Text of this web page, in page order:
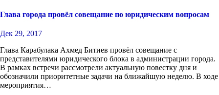
Глава города провёл совещание по юридическим вопросам
Дек 29, 2017
Глава Карабулака Ахмед Битиев провёл совещание с
представителями юридического блока в администрации города.
В рамках встречи рассмотрели актуальную повестку дня и
обозначили приоритетные задачи на ближайшую неделю. В ходе
мероприятия…